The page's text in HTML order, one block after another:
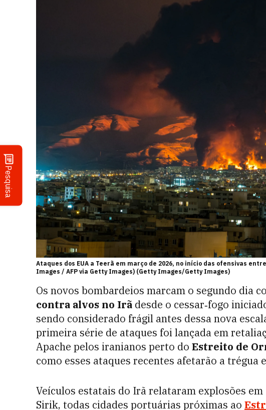
Pesquisa
Ataques dos EUA a Teerã em março de 2026, no início das ofensivas
Images / AFP via Getty Images) (Getty Images/Getty Images)
Os novos bombardeios marcam o segundo dia
contra alvos no Irã desde o cessar‑fogo
sendo considerado frágil antes dessa nova
primeira série de ataques foi lançada em
Apache pelos iranianos perto do Estreito de
como esses ataques recentes afetarão a trégua
Veículos estatais do Irã relataram explosões
Sirik, todas cidades portuárias próximas ao